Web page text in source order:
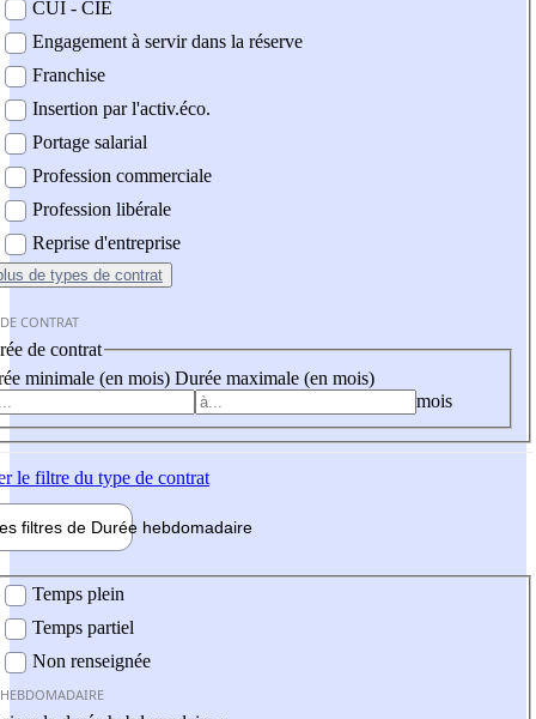
CUI - CIE
Engagement à servir dans la réserve
Franchise
Insertion par l'activ.éco.
Portage salarial
Profession commerciale
Profession libérale
Reprise d'entreprise
de types de contrat
CONTRAT
de contrat
minimale (en mois) Durée maximale (en mois)
mois
le filtre du type de contrat
filtres de Durée hebdomadaire
Temps plein
Temps partiel
Non renseignée